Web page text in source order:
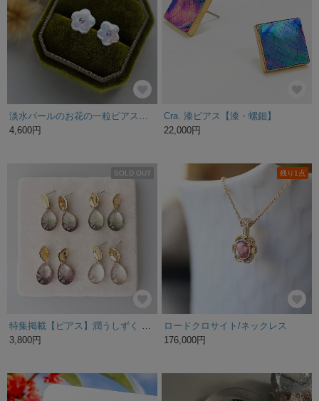
4,600円
Cra. 漆ピアス【漆・螺鈿】
22,000円
SOLD OUT
3,800円
残り1点
ロードクロサイト/ネックレス
176,000円